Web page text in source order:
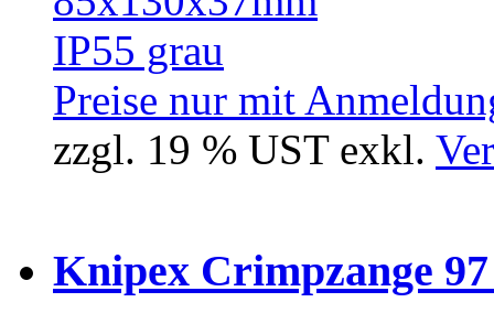
Preise nur mit
zzgl. 19 % UST exkl.
Knipex Crimpzange 97